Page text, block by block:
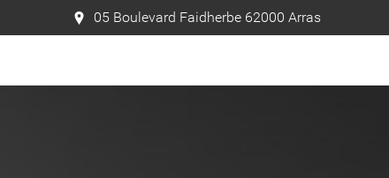
05 Boulevard Faidherbe 62000 Arras